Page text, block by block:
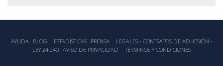
AYUDA BLOG ESTADÍSTICA‎S PRENSA
LEGALES - CONTRATOS DE ADHESIÓN -
LEY 24.240 AVISO DE PRIVACIDAD TÉRMINOS Y CONDICIONES